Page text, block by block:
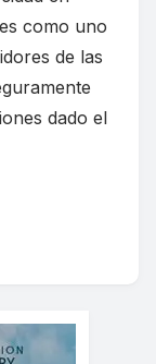
como uno
de las
dado el